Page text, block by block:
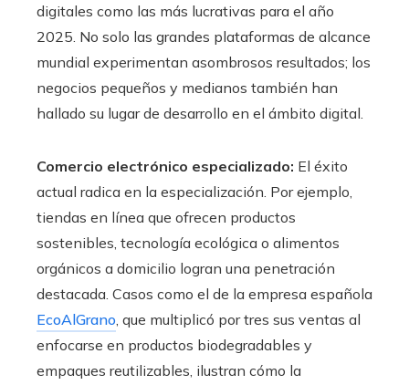
digitales como las más lucrativas para el año
2025. No solo las grandes plataformas de alcance
mundial experimentan asombrosos resultados; los
negocios pequeños y medianos también han
hallado su lugar de desarrollo en el ámbito digital.
Comercio electrónico especializado: El éxito
actual radica en la especialización. Por ejemplo,
tiendas en línea que ofrecen productos
sostenibles, tecnología ecológica o alimentos
orgánicos a domicilio logran una penetración
destacada. Casos como el de la empresa española
EcoAlGrano , que multiplicó por tres sus ventas al
enfocarse en productos biodegradables y
empaques reutilizables, ilustran cómo la